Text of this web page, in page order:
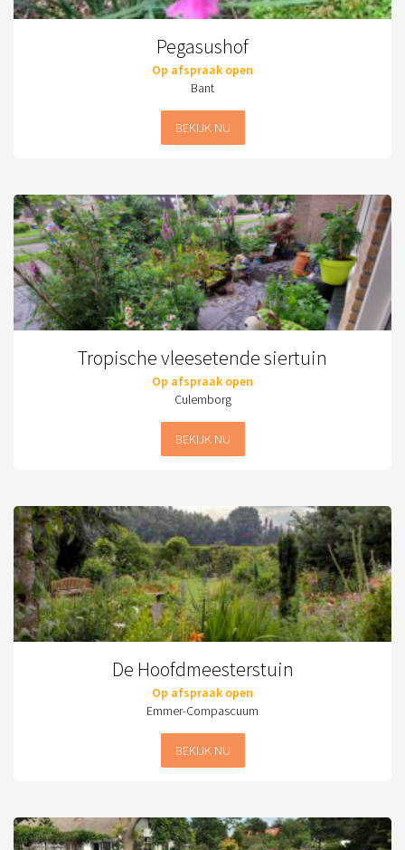
Pegasushof
Op afspraak open
Bant
BEKIJK NU
Tropische vleesetende siertuin
Op afspraak open
Culemborg
BEKIJK NU
De Hoofdmeesterstuin
Op afspraak open
Emmer-Compascuum
BEKIJK NU